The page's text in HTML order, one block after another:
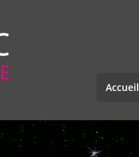
Accueil